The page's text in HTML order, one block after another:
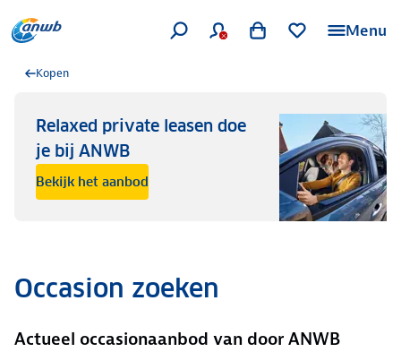
Menu
Kopen
Relaxed private leasen doe
je bij ANWB
Bekijk het aanbod
Occasion zoeken
Actueel occasionaanbod van door ANWB